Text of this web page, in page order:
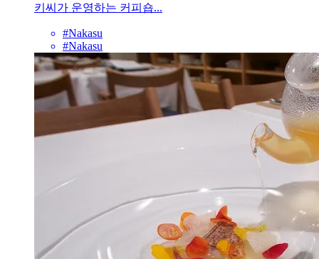
키씨가 운영하는 커피숍...
#Nakasu
#Nakasu